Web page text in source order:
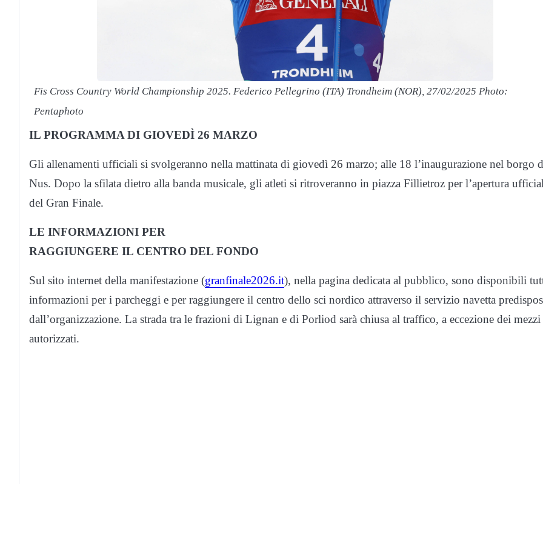
Fis Cross Country World Championship 2025. Federico Pellegrino (ITA) Trondheim (NOR), 27/02/2025 Photo:
Pentaphoto
IL PROGRAMMA DI GIOVEDÌ 26 MARZO
Gli allenamenti ufficiali si svolgeranno nella mattinata di giovedì 26 marzo; alle 18 l’inaugurazione nel borgo
Nus. Dopo la sfilata dietro alla banda musicale, gli atleti si ritroveranno in piazza Fillietroz per l’apertura
del Gran Finale.
LE INFORMAZIONI PER
RAGGIUNGERE IL CENTRO DEL FONDO
Sul sito internet della manifestazione (granfinale2026.it), nella pagina dedicata al pubblico, sono disponibili
informazioni per i parcheggi e per raggiungere il centro dello sci nordico attraverso il servizio navetta
dall’organizzazione. La strada tra le frazioni di Lignan e di Porliod sarà chiusa al traffico, a eccezione dei mezzi
autorizzati.